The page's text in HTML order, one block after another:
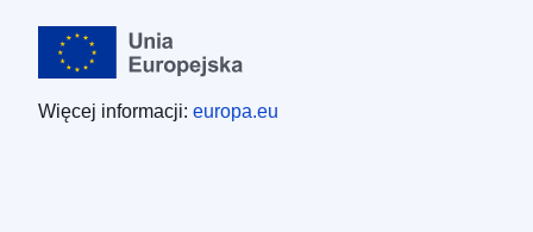
Więcej informacji: europa.eu